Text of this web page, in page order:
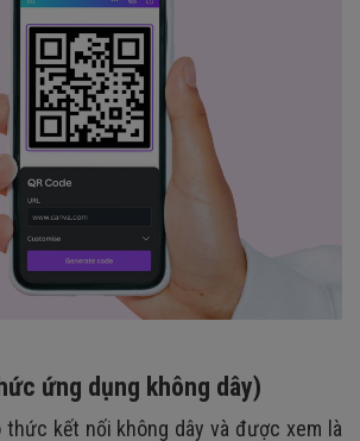
ứng dụng không dây)
thức kết nối không dây và được xem là